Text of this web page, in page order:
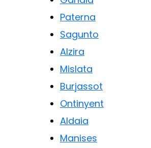
Paterna
Sagunto
Alzira
Mislata
Burjassot
Ontinyent
Aldaia
Manises